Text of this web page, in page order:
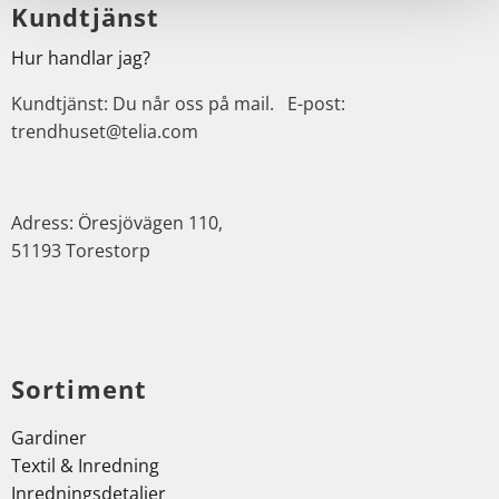
Kundtjänst
Hur handlar jag?
Kundtjänst: Du når oss på mail. E-post:
trendhuset@telia.com
Adress: Öresjövägen 110,
51193 Torestorp
Sortiment
Gardiner
Textil & Inredning
Inredningsdetaljer